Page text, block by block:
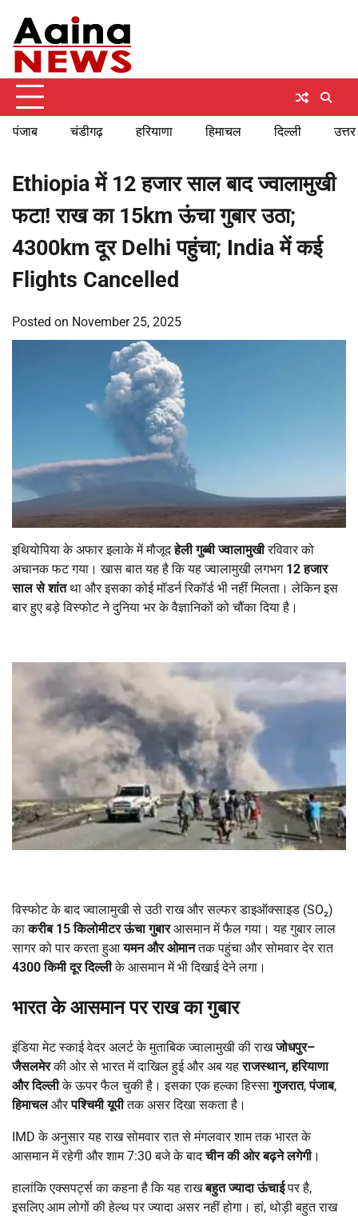
content
पंजाब चंडीगढ़ हरियाणा हिमाचल दिल्ली
Ethiopia में 12 हजार साल बाद ज्वालामुखी
फटा! राख का 15km ऊंचा गुबार उठा;
4300km दूर Delhi पहुंचा; India में कई
Flights Cancelled
Posted on November 25, 2025
इथियोपिया के अफार इलाके में मौजूदहेली गुब्बी ज्वालामुखीरविवार को
अचानक फट गया। खास बात यह है कि यह ज्वालामुखी लगभग 12हजार
साल से शांतथा और इसका कोई मॉडर्न रिकॉर्ड भी नहीं मिलता। लेकिन इस
बार हुए बड़े विस्फोट ने दुनिया भर के वैज्ञानिकों को चौंका दिया है।
विस्फोट के बाद ज्वालामुखी से उठी राख और सल्फर डाइऑक्साइड (SO₂)
काकरीब 15किलोमीटर ऊंचा गुबारआसमान में फैल गया। यह गुबार लाल
सागर को पार करता हुआयमन और ओमानतक पहुंचा और सोमवार देर रात
4300किमी दूर दिल्लीके आसमान में भी दिखाई देने लगा।
भारत के आसमान पर राख का गुबार
इंडिया मेट स्काई वेदर अलर्ट के मुताबिक ज्वालामुखी की राखजोधपुर–
जैसलमेरकी ओर से भारत में दाखिल हुई और अब यहराजस्थान,हरियाणा
और दिल्लीके ऊपर फैल चुकी है। इसका एक हल्का हिस्सागुजरात,पंजाब,
हिमाचलऔरपश्चिमी यूपीतक असर दिखा सकता है।
IMD के अनुसार यह राख सोमवार रात से मंगलवार शाम तक भारत के
आसमान में रहेगी और शाम 7:30 बजे के बादचीन की ओर बढ़ने लगेगी।
हालांकि एक्सपर्ट्स का कहना है कि यह राखबहुत ज्यादा ऊंचाईपर है,
इसलिए आम लोगों की हेल्थ पर ज्यादा असर नहीं होगा। हां, थोड़ी बहुत राख